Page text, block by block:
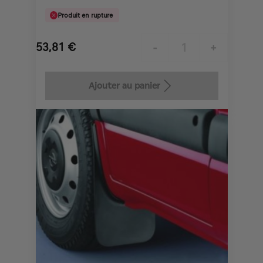
Produit en rupture
53,81 €
€
-
+
1
Ajouter au panier